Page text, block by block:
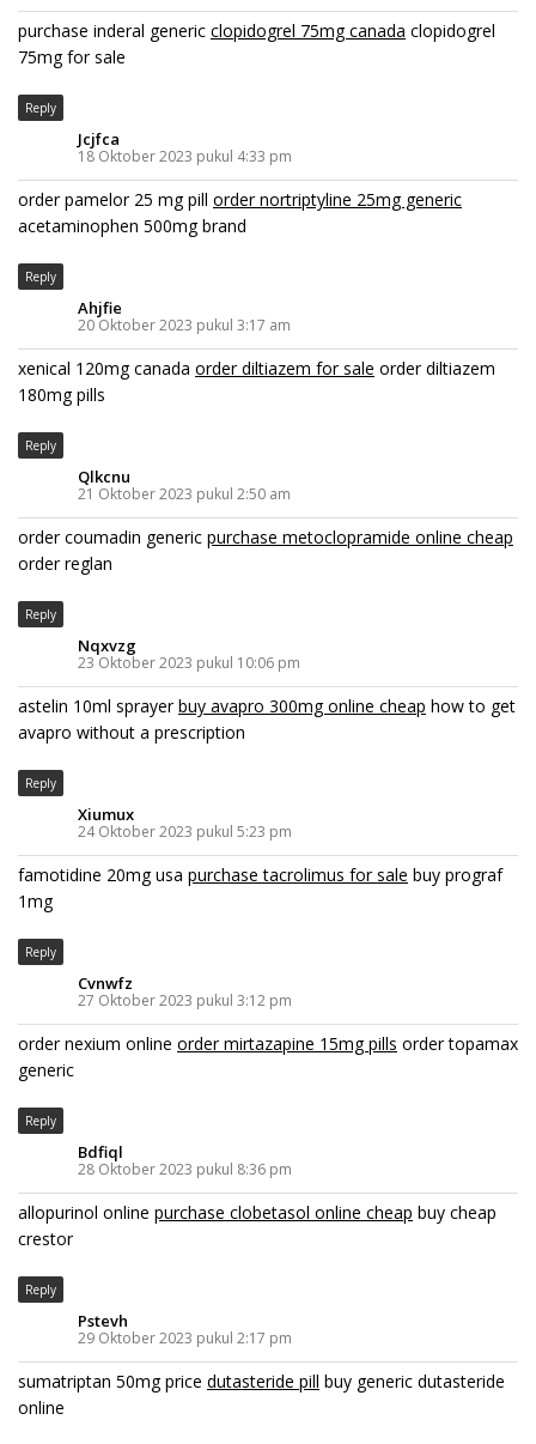
purchase inderal generic clopidogrel 75mg canada clopidogrel
75mg for sale
Reply
Jcjfca
18 Oktober 2023 pukul 4:33 pm
order pamelor 25 mg pill order nortriptyline 25mg generic
acetaminophen 500mg brand
Reply
Ahjfie
20 Oktober 2023 pukul 3:17 am
xenical 120mg canada order diltiazem for sale order diltiazem
180mg pills
Reply
Qlkcnu
21 Oktober 2023 pukul 2:50 am
order coumadin generic purchase metoclopramide online cheap
order reglan
Reply
Nqxvzg
23 Oktober 2023 pukul 10:06 pm
astelin 10ml sprayerbuy avapro 300mg online cheap how to get
avapro without a prescription
Reply
Xiumux
24 Oktober 2023 pukul 5:23 pm
famotidine 20mg usa purchase tacrolimus for sale buy prograf
1mg
Reply
Cvnwfz
27 Oktober 2023 pukul 3:12 pm
order nexium online order mirtazapine 15mg pills order topamax
generic
Reply
Bdfiql
28 Oktober 2023 pukul 8:36 pm
allopurinol online purchase clobetasol online cheap buy cheap
crestor
Reply
Pstevh
29 Oktober 2023 pukul 2:17 pm
sumatriptan 50mg price dutasteride pill buy generic dutasteride
online